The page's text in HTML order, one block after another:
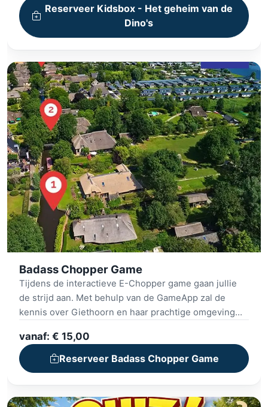
Inclusief Games en materialen
Meeslepende Verhaallijn
Unieke Ervaring
Reserveer Kidsbox - Het geheim van de
Dino's
Badass Chopper Game
Tijdens de interactieve E-Chopper game gaan jullie
de strijd aan. Met behulp van de GameApp zal de
kennis over Giethoorn en haar prachtige omgeving
moeten zijn, want naast de ‘lokale’ kennis zullen er
diverse opdrachten, breinbrekers, puzzels en
raadsels opgelost moeten worden. Zijn jullie het team
winnaar kroont? Speel nu de Badass Chopper game.
vanaf: € 15,00
Reserveer Badass Chopper Game